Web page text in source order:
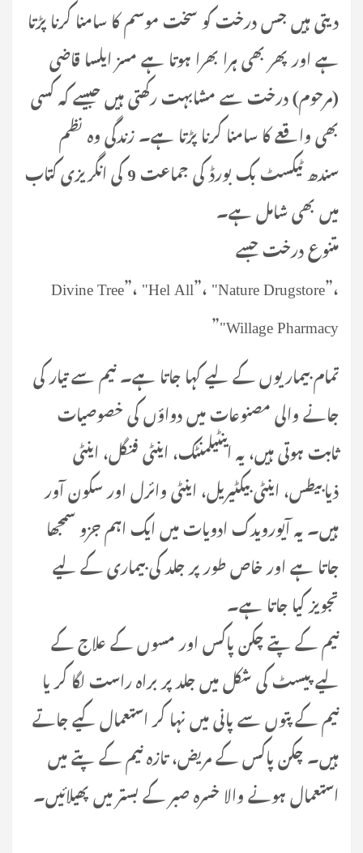
دیتی ہیں جس درخت کو سخت موسم کا سامنا کرنا پڑتا
ہے اور پھر بھی ہرا بھرا ہوتا ہے مسز ایلسا قاضی
(مرحوم) درخت سے مشابہت رکھتی ہیں جیسے کہ کسی
بھی واقعے کا سامنا کرنا پڑتا ہے۔ زندگی وہ نظم
سندھ ٹیکسٹ بک بورڈ کی جماعت 9 کی انگریزی کتاب
میں بھی شامل ہے۔
متنوع درخت جسے
Divine Tree”، "Hel All”، "Nature Drugstore”،
"Willage Pharmacy”
تمام بیماریوں کے لیے کہا جاتا ہے۔ نیم سے تیار کی
جانے والی مصنوعات میں دواؤں کی خصوصیات
ثابت ہوتی ہیں، یہ اینٹیلمنٹک، اینٹی فنگل، اینٹی
ذیابیطس، اینٹی بیکٹیریل، اینٹی وائرل اور سکون آور
ہیں۔ یہ آیورویدک ادویات میں ایک اہم جزو سمجھا
جاتا ہے اور خاص طور پر جلد کی بیماری کے لیے
تجویز کیا جاتا ہے۔
نیم کے پتے چکن پاکس اور مسوں کے علاج کے
لیے پیسٹ کی شکل میں جلد پر براہ راست لگا کر یا
نیم کے پتوں سے پانی میں نہا کر استعمال کیے جاتے
ہیں۔ چکن پاکس کے مریض، تازہ نیم کے پتے میں
استعمال ہونے والا خسرہ صبر کے بستر میں پھیلائیں۔